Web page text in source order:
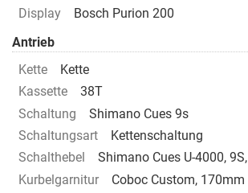
Display
Bosch Purion 200
Antrieb
Kette
Kette
Kassette
38T
Schaltung
Shimano Cues 9s
Schaltungsart
Kettenschaltung
Schalthebel
Shimano Cues U-4000, 9S,
Kurbelgarnitur
Coboc Custom, 170mm